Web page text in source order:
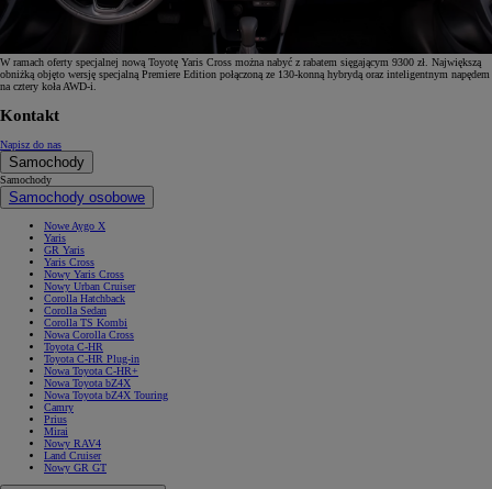
W ramach oferty specjalnej nową Toyotę Yaris Cross można nabyć z rabatem sięgającym 9300 zł. Największą
obniżką objęto wersję specjalną Premiere Edition połączoną ze 130-konną hybrydą oraz inteligentnym napędem
na cztery koła AWD-i.
Kontakt
Napisz do nas
Samochody
Samochody
Samochody osobowe
Nowe Aygo X
Yaris
GR Yaris
Yaris Cross
Nowy Yaris Cross
Nowy Urban Cruiser
Corolla Hatchback
Corolla Sedan
Corolla TS Kombi
Nowa Corolla Cross
Toyota C-HR
Toyota C-HR Plug-in
Nowa Toyota C-HR+
Nowa Toyota bZ4X
Nowa Toyota bZ4X Touring
Camry
Prius
Mirai
Nowy RAV4
Land Cruiser
Nowy GR GT